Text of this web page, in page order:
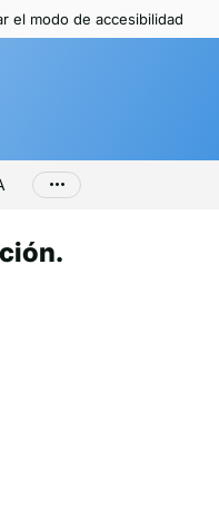
el modo de accesibilidad